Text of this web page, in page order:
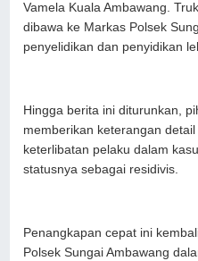
Vamela Kuala Ambawang.
dibawa ke Markas Polsek
penyelidikan dan penyidikan
Hingga berita ini diturunkan,
memberikan keterangan
keterlibatan pelaku dalam
statusnya sebagai residivis.
Penangkapan cepat ini
Polsek Sungai Ambawang